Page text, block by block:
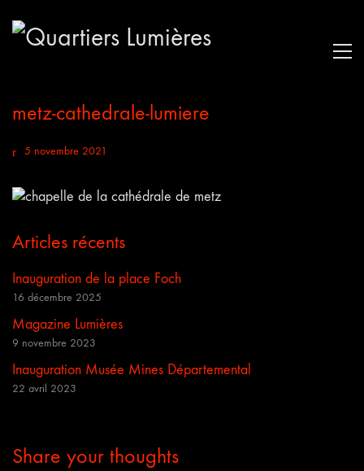
metz-cathedrale-lumiere
5 novembre 2021
Articles récents
Inauguration de la place Foch
16 décembre 2025
Magazine Lumières
9 novembre 2023
Inauguration Musée Mines Départemental
22 avril 2023
Share your thoughts